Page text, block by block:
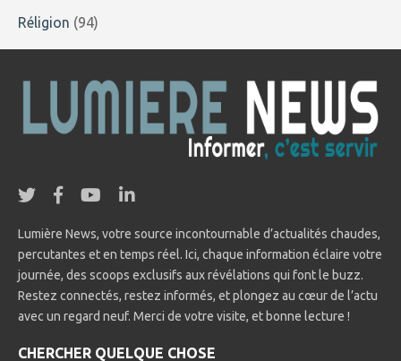
Réligion (94)
Lumière News, votre source incontournable d’actualités chaudes,
percutantes et en temps réel. Ici, chaque information éclaire votre
journée, des scoops exclusifs aux révélations qui font le buzz.
Restez connectés, restez informés, et plongez au cœur de l’actu
avec un regard neuf. Merci de votre visite, et bonne lecture !
CHERCHER QUELQUE CHOSE